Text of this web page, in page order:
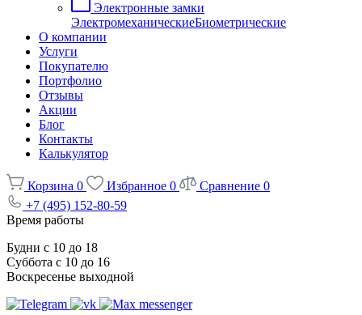
Электронные замки
ЭлектромеханическиеБиометрические
О компании
Услуги
Покупателю
Портфолио
Отзывы
Акции
Блог
Контакты
Калькулятор
Корзина 0 Избранное 0 Сравнение 0
+7 (495) 152-80-59
Время работы
Будни с 10 до 18
Суббота с 10 до 16
Воскресенье выходной